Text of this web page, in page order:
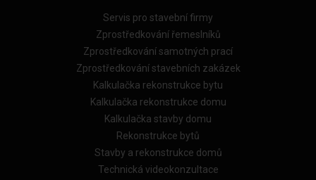
Servis pro stavební firmy
Zprostředkování řemeslníků
Zprostředkování samotných prací
Zprostředkování stavebních zakázek
Kalkulačka rekonstrukce bytu
Kalkulačka rekonstrukce domu
Kalkulačka stavby domu
Rekonstrukce bytů
Stavby a rekonstrukce domů
Technická videokonzultace